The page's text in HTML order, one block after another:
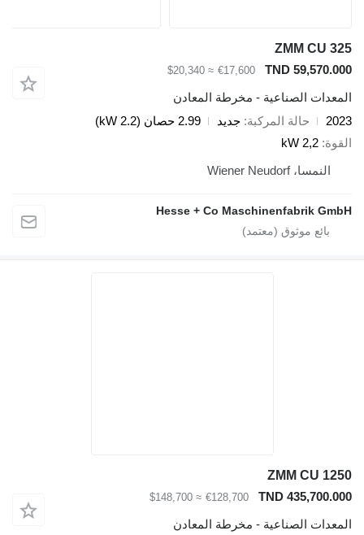
ZMM CU 325
TND 59,570.000
€17,600
≈ $20,340
المعدات الصناعية - مخرطة المعادن
2023
حالة المركبة جديد
2.99 حصان (2.2 kW)
القوة 2,2 kW
النمسا، Wiener Neudorf
Hesse + Co Maschinenfabrik GmbH
ZMM CU 1250
TND 435,700.000
€128,700
≈ $148,700
المعدات الصناعية - مخرطة المعادن